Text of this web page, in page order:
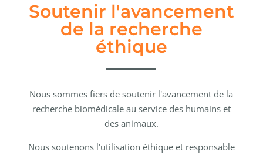
Soutenir l'avancement
de la recherche
éthique
Nous sommes fiers de soutenir l'avancement de la
recherche biomédicale au service des humains et
des animaux.
Nous soutenons l'utilisation éthique et responsable